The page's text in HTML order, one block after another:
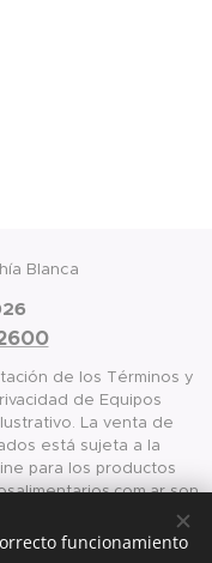
Blanca
de los Términos y
de Equipos
La venta de
está sujeta a la
para los productos
son
internet en las página
funcionamiento